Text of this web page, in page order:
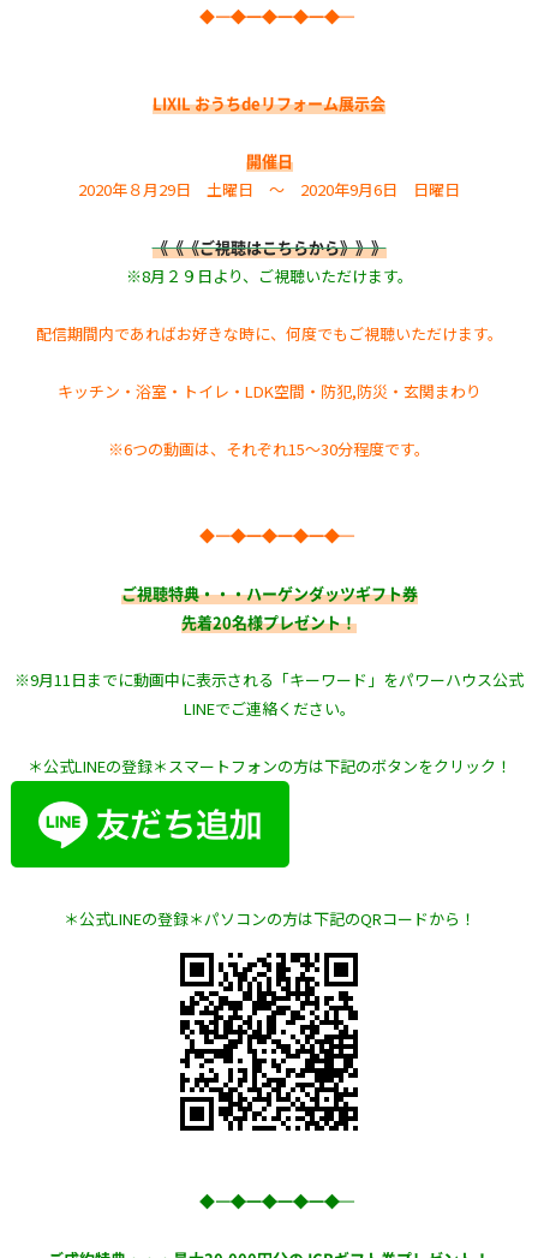
◆―――――――◆―――――――◆―――――――◆―――――――◆
LIXIL おうちdeリフォーム展示会
開催日
2020年８月29日 土曜日 ～ 2020年9月6日 日曜日
《《《ご視聴はこちらから》》》
※8月２９日より、ご視聴いただけます。
配信期間内であればお好きな時に、何度でもご視聴いただけます。
キッチン・浴室・トイレ・LDK空間・防犯,防災・玄関まわり
※6つの動画は、それぞれ15～30分程度です。
◆―――――――◆―――――――◆―――――――◆―――――――◆
ご視聴特典・・・ハーゲンダッツギフト券
先着20名様プレゼント！
※9月11日までに動画中に表示される「キーワード」をパワーハウス公式
LINEでご連絡ください。
＊公式LINEの登録＊スマートフォンの方は下記のボタンをクリック！
＊公式LINEの登録＊パソコンの方は下記のQRコードから！
◆―――――――◆―――――――◆―――――――◆―――――――◆